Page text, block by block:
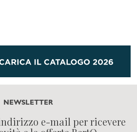
NEWSLETTER
e-mail per ricevere